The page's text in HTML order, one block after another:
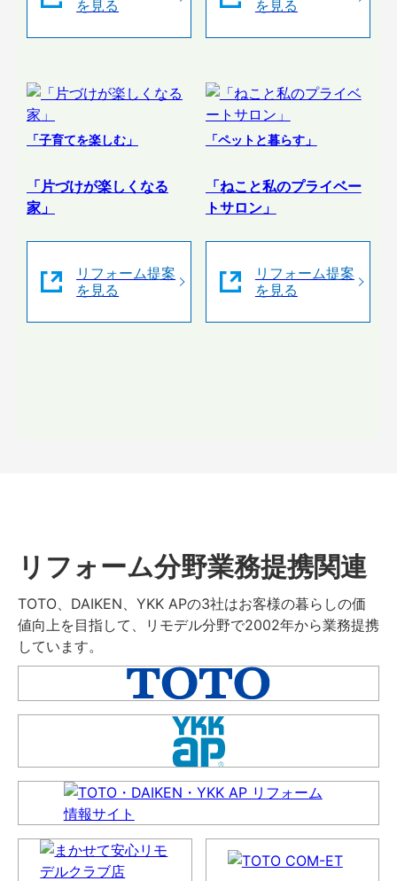
を見る
を見る
「子育てを楽しむ」
「片づけが楽しくなる
家」
リフォーム提案
を見る
「ペットと暮らす」
「ねこと私のプライベー
トサロン」
リフォーム提案
を見る
リフォーム分野業務提携関連
TOTO、DAIKEN、YKK APの3社はお客様の暮らしの価
値向上を目指して、リモデル分野で2002年から業務提携
しています。